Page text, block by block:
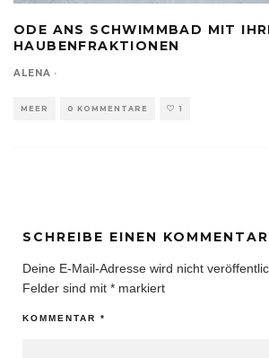
ODE ANS SCHWIMMBAD MIT
HAUBENFRAKTIONEN
ALENA ·
MEER 0 KOMMENTARE 1
SCHREIBE EINEN KOMMENTAR
Deine E-Mail-Adresse wird nicht
Felder sind mit * markiert
KOMMENTAR *